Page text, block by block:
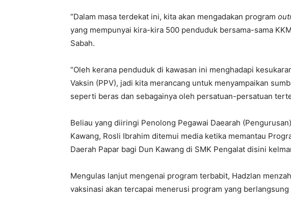
“Dalam masa terdekat ini, kita akan mengadakan program
yang mempunyai kira-kira 500 penduduk bersama-sama
Sabah.
“Oleh kerana penduduk di kawasan ini menghadapi
Vaksin (PPV), jadi kita merancang untuk menyampaikan
seperti beras dan sebagainya oleh persatuan-persatuan
Beliau yang diiringi Penolong Pegawai Daearah
Kawang, Rosli Ibrahim ditemui media ketika memantau
Daerah Papar bagi Dun Kawang di SMK Pengalat disini
Mengulas lanjut mengenai program terbabit, Hadzlan
vaksinasi akan tercapai menerusi program yang